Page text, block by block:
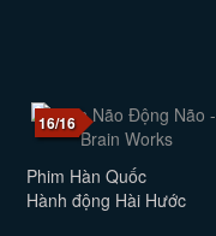
16/16
Phim Hàn Quốc
Hành động Hài Hước